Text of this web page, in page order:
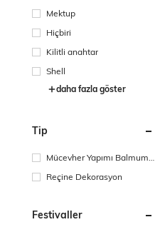
Mektup
Hiçbiri
Kilitli anahtar
Shell
daha fazla göster
Tip
Mücevher Yapımı Balmumu
Reçine Dekorasyon
Festivaller